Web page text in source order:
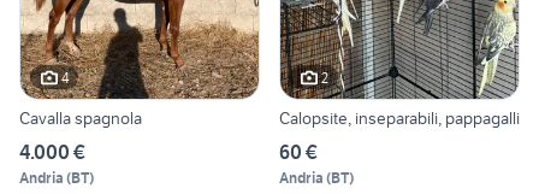
4
Cavalla spagnola
4.000 €
Andria (BT)
2
Calopsite, inseparabili, pappagalli
60 €
Andria (BT)